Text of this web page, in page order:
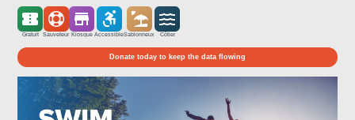
Gratuit Sauveteur Kiosque AccessibleSablonneux Côtier
Donate today to keep the data flowing